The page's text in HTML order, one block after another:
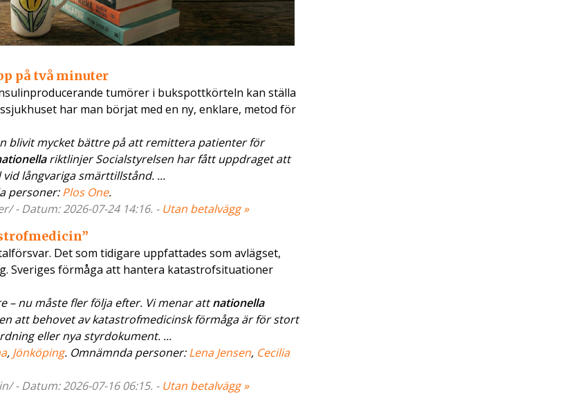
på två minuter
tumörer i bukspottkörteln kan ställa
har man börjat med en ny, enklare, metod för
blivit mycket bättre på att remittera patienter för
riktlinjer Socialstyrelsen har fått uppdraget att
långvariga smärttillstånd. ...
personer:Plos One.
- Datum: 2026-07-24 14:16. - Utan betalvägg »
Det som tidigare uppfattades som avlägset,
Sveriges förmåga att hantera katastrofsituationer
– nu måste fler följa efter. Vi menar attnationella
att behovet av katastrofmedicinsk förmåga är för stort
eller nya styrdokument. ...
, Jönköping. Omnämnda personer:Lena Jensen, Cecilia
- Datum: 2026-07-16 06:15. - Utan betalvägg »